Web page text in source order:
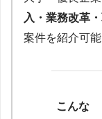
入・業務改革
案件を紹介可能
こんな